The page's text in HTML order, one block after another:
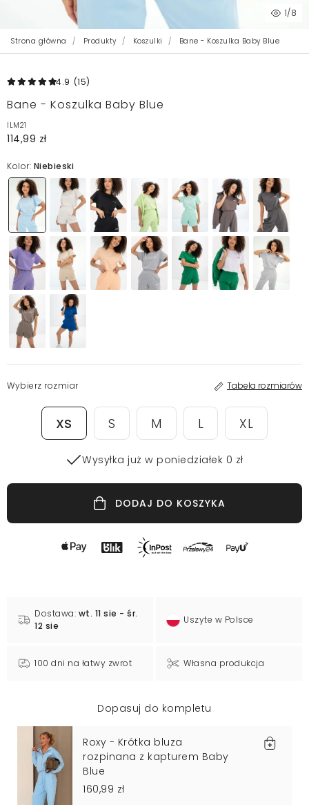
1/8
Strona główna Produkty Koszulki Bane - Koszulka Baby Blue
4.9 (15)
Bane - Koszulka Baby Blue
ILM21
114,99 zł
Kolor: Niebieski
Wybierz rozmiar Tabela rozmiarów
XS S M L XL
Wysyłka już w poniedziałek 0 zł
DODAJ DO KOSZYKA
Dostawa: wt. 11 sie - śr.
12 sie
Uszyte w Polsce
100 dni na łatwy zwrot Własna produkcja
Dopasuj do kompletu
Roxy - Krótka bluza
rozpinana z kapturem Baby
Blue
160,99 zł